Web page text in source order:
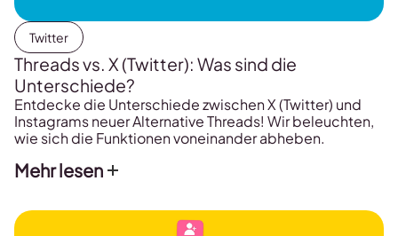
Twitter
Threads vs. X (Twitter): Was sind die
Unterschiede?
Entdecke die Unterschiede zwischen X (Twitter) und
Instagrams neuer Alternative Threads! Wir beleuchten,
wie sich die Funktionen voneinander abheben.
Mehr lesen